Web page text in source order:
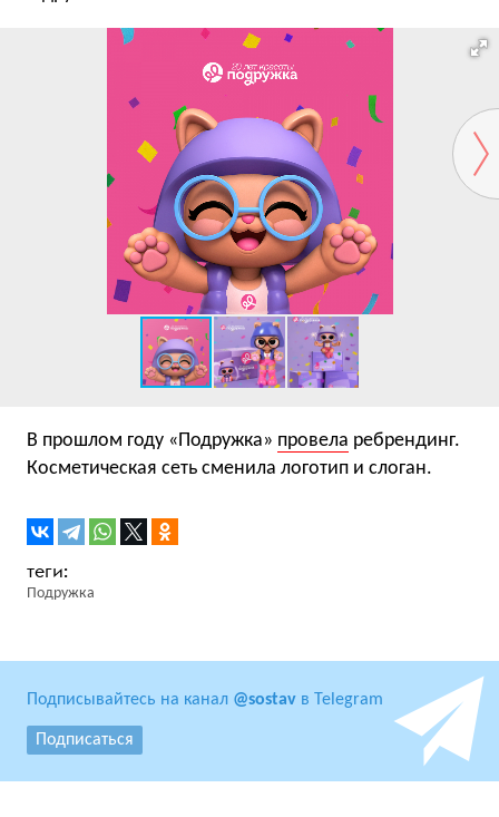
В прошлом году «Подружка» провела ребрендинг.
Косметическая сеть сменила логотип и слоган.
Подружка
Подписывайтесь на канал @sostav в Telegram
Подписаться